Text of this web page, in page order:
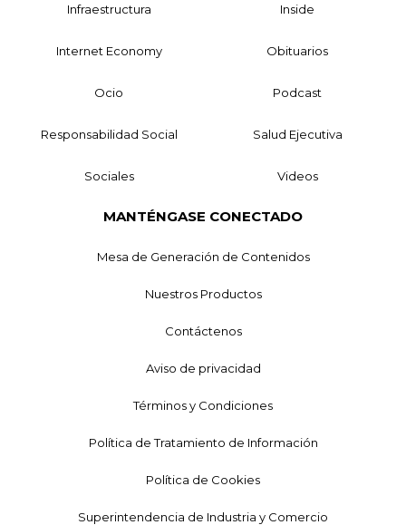
Infraestructura Inside
Internet Economy Obituarios
Ocio Podcast
Responsabilidad Social Salud Ejecutiva
Sociales Videos
MANTÉNGASE CONECTADO
Mesa de Generación de Contenidos
Nuestros Productos
Contáctenos
Aviso de privacidad
Términos y Condiciones
Política de Tratamiento de Información
Política de Cookies
Superintendencia de Industria y Comercio